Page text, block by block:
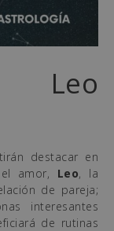
Leo
destacar en
amor, Leo, la
de pareja;
interesantes
de rutinas